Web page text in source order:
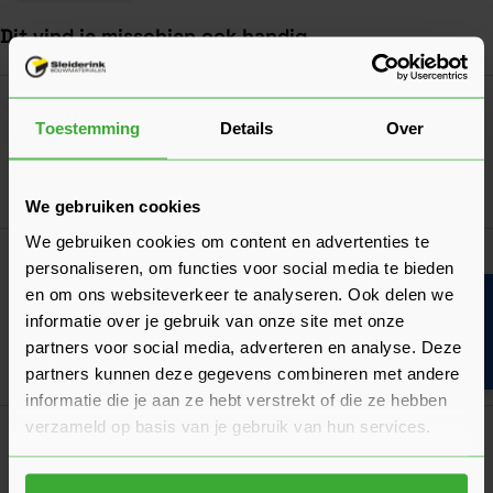
Toestemming Details Over
We gebruiken cookies
We gebruiken cookies om content en advertenties te
personaliseren, om functies voor social media te bieden
en om ons websiteverkeer te analyseren. Ook delen we
informatie over je gebruik van onze site met onze
partners voor social media, adverteren en analyse. Deze
partners kunnen deze gegevens combineren met andere
informatie die je aan ze hebt verstrekt of die ze hebben
verzameld op basis van je gebruik van hun services.
Dit vind je misschien ook handig
Navigeren door de elementen van de carrousel is mogelijk met
Druk om carrousel over te slaan
Druk op om naar carrouselnavigatie te gaan
UA Afdekprofiel 1400 mm
per stuk
Super Prof Garde Voor Mortel, Gips en Lijm
In
Kruiwagen 80L
Nu199,65per stuk